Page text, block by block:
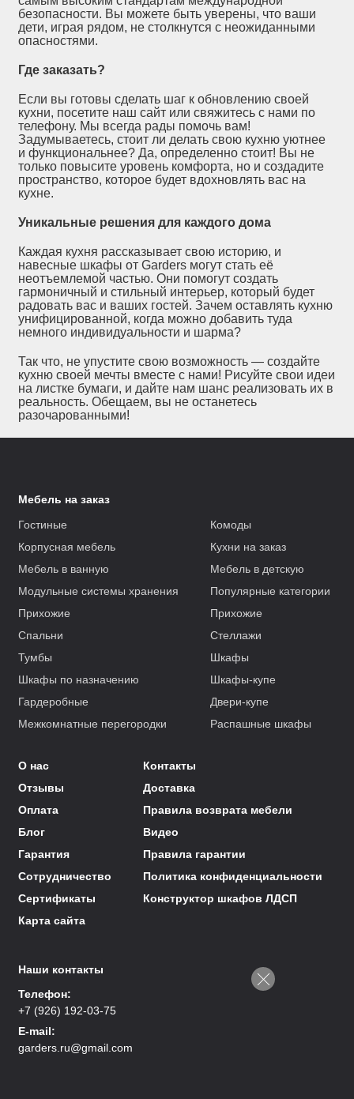
безопасности. Вы можете быть уверены, что ваши
дети, играя рядом, не столкнутся с неожиданными
опасностями.
Где заказать?
Если вы готовы сделать шаг к обновлению своей
кухни, посетите наш сайт или свяжитесь с нами по
телефону. Мы всегда рады помочь вам!
Задумываетесь, стоит ли делать свою кухню уютнее
и функциональнее? Да, определенно стоит! Вы не
только повысите уровень комфорта, но и создадите
пространство, которое будет вдохновлять вас на
кухне.
Уникальные решения для каждого дома
Каждая кухня рассказывает свою историю, и
навесные шкафы от Garders могут стать её
неотъемлемой частью. Они помогут создать
гармоничный и стильный интерьер, который будет
радовать вас и ваших гостей. Зачем оставлять кухню
унифицированной, когда можно добавить туда
немного индивидуальности и шарма?
Так что, не упустите свою возможность — создайте
кухню своей мечты вместе с нами! Рисуйте свои идеи
на листке бумаги, и дайте нам шанс реализовать их в
реальность. Обещаем, вы не останетесь
разочарованными!
Мебель на заказ
Гостиные
Комоды
Корпусная мебель
Кухни на заказ
Мебель в ванную
Мебель в детскую
Модульные системы хранения
Популярные категории
Прихожие
Прихожие
Спальни
Стеллажи
Тумбы
Шкафы
Шкафы по назначению
Шкафы-купе
Гардеробные
Двери-купе
Межкомнатные перегородки
Распашные шкафы
О нас
Контакты
Отзывы
Доставка
Оплата
Правила возврата мебели
Блог
Видео
Гарантия
Правила гарантии
Сотрудничество
Политика конфиденциальности
Сертификаты
Конструктор шкафов ЛДСП
Карта сайта
Наши контакты
Телефон:
+7 (926) 192-03-75
E-mail:
garders.ru@gmail.com